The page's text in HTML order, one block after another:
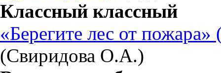
Классный классный
«Берегите лес от
(Свиридова О.А.)